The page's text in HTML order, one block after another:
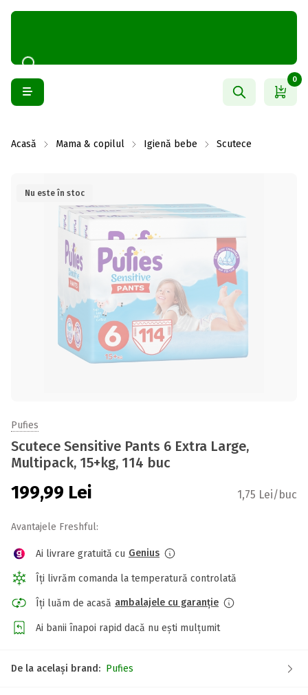
0
Acasă Mama & copilul Igienă bebe Scutece
Nu este în stoc
Pufies
Scutece Sensitive Pants 6 Extra Large,
Multipack, 15+kg, 114 buc
199,99 Lei 1,75 Lei/buc
Avantajele Freshful:
Ai livrare gratuită cu Genius
Îți livrăm comanda la temperatură controlată
Îți luăm de acasă ambalajele cu garanție
Ai banii înapoi rapid dacă nu ești mulțumit
De la același brand: Pufies